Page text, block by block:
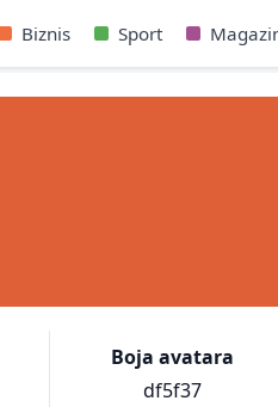
Biznis Sport
Boja avatara
df5f37